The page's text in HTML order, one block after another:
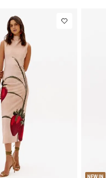
M PP